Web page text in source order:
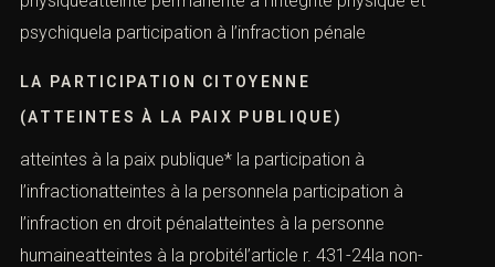
psychiquela participation à l’infraction pénale
LA PARTICIPATION CITOYENNE
(ATTEINTES À LA PAIX PUBLIQUE)
atteintes à la paix publique* la participation à
l’infractionatteintes à la personnela participation à
l’infraction en droit pénalatteintes à la personne
humaineatteintes à la probitél’article r. 431-24la non-